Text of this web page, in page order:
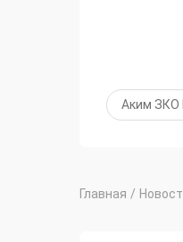
Аким ЗКО
Главная /